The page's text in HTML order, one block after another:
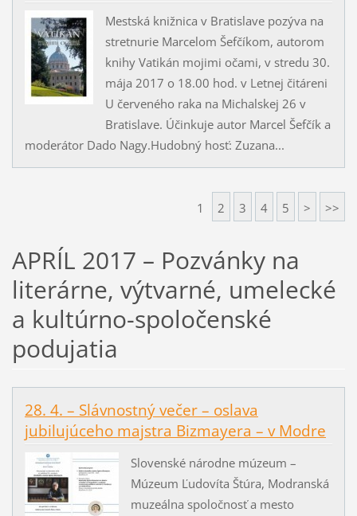
Mestská knižnica v Bratislave pozýva na
stretnurie Marcelom Šefčíkom, autorom
knihy Vatikán mojimi očami, v stredu 30.
mája 2017 o 18.00 hod. v Letnej čitáreni
U červeného raka na Michalskej 26 v
Bratislave. Účinkuje autor Marcel Šefčík a
moderátor Dado Nagy.Hudobný hosť: Zuzana...
1 2 3 4 5 > >>
APRÍL 2017 – Pozvánky na
literárne, výtvarné, umelecké
a kultúrno-spoločenské
podujatia
28. 4. – Slávnostný večer – oslava
jubilujúceho majstra Bizmayera – v Modre
Slovenské národne múzeum –
Múzeum Ľudovíta Štúra, Modranská
muzeálna spoločnosť a mesto